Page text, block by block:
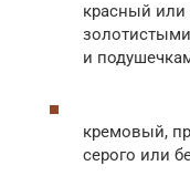
красный
и
кремовый,
серого или